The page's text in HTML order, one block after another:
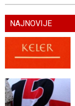
NAJNOVIJE